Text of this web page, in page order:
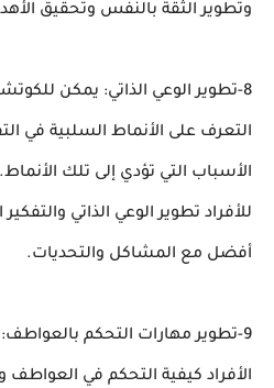
وتطوير الثقة بالنفس وتحقيق
8-تطوير الوعي الذاتي: يمكن
التعرف على الأنماط السلبية في
الأسباب التي تؤدي إلى تلك
للأفراد تطوير الوعي الذاتي
أفضل مع المشاكل والتحديات.
9-تطوير مهارات التحكم
الأفراد كيفية التحكم في